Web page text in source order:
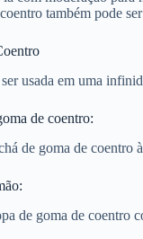
também pode
usada em uma
de coentro:
de goma de coentro
de goma de coentro